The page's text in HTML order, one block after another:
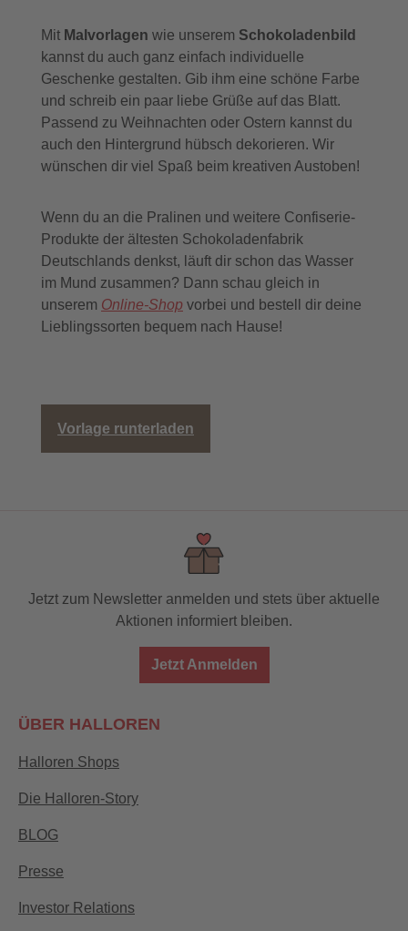
Mit Malvorlagen wie unserem Schokoladenbild
kannst du auch ganz einfach individuelle
Geschenke gestalten. Gib ihm eine schöne Farbe
und schreib ein paar liebe Grüße auf das Blatt.
Passend zu Weihnachten oder Ostern kannst du
auch den Hintergrund hübsch dekorieren. Wir
wünschen dir viel Spaß beim kreativen Austoben!
Wenn du an die Pralinen und weitere Confiserie-
Produkte der ältesten Schokoladenfabrik
Deutschlands denkst, läuft dir schon das Wasser
im Mund zusammen? Dann schau gleich in
unserem Online-Shop vorbei und bestell dir deine
Lieblingssorten bequem nach Hause!
Vorlage runterladen
Jetzt zum Newsletter anmelden und stets über aktuelle
Aktionen informiert bleiben.
Jetzt Anmelden
ÜBER HALLOREN
Halloren Shops
Die Halloren-Story
BLOG
Presse
Investor Relations